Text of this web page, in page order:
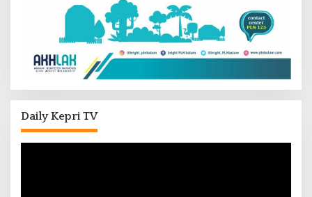
Daily Kepri TV